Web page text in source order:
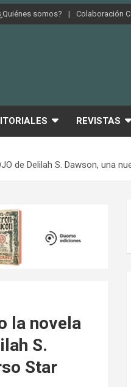
¿Quiénes somos? Colaboración
REVISTAS
de Delilah S. Dawson, una
la novela
S.
Star